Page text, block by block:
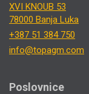
XVI KNOUB 53
78000 Banja Luka
+387 51 384 750
info@topagm.com
Poslovnice